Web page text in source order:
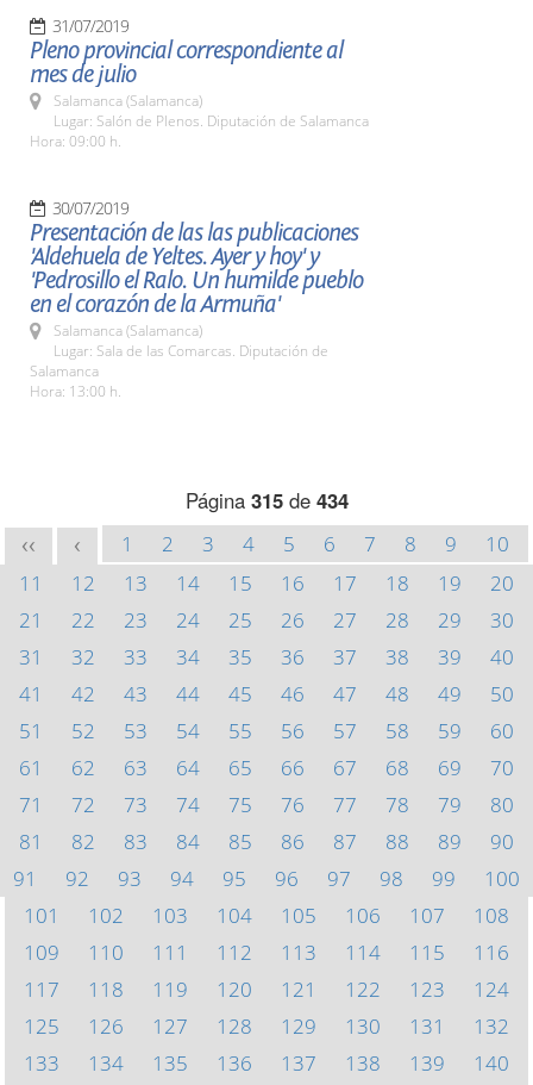
31/07/2019
Pleno provincial correspondiente al
mes de julio
Salamanca (Salamanca)
Lugar: Salón de Plenos. Diputación de Salamanca
Hora: 09:00 h.
30/07/2019
Presentación de las las publicaciones
'Aldehuela de Yeltes. Ayer y hoy' y
'Pedrosillo el Ralo. Un humilde pueblo
en el corazón de la Armuña'
Salamanca (Salamanca)
Lugar: Sala de las Comarcas. Diputación de
Salamanca
Hora: 13:00 h.
Página 315de 434
<< < 1 2 3 4 5 6 7 8 9
10
11
12 13 14 15 16 17 18 19
20
21
22 23 24 25 26 27 28 29
30
31
32 33 34 35 36 37 38 39
40
41
42 43 44 45 46 47 48 49
50
51
52 53 54 55 56 57 58 59
60
61
62 63 64 65 66 67 68 69
70
71
72 73 74 75 76 77 78 79
80
81
82 83 84 85 86 87 88 89
90
91
92 93 94 95 96 97 98 99
100
101
102 103 104 105 106 107
108
109
110 111 112 113 114 115
116
117
118 119 120 121 122 123
124
125
126 127 128 129 130 131
132
133
134 135 136 137 138 139
140